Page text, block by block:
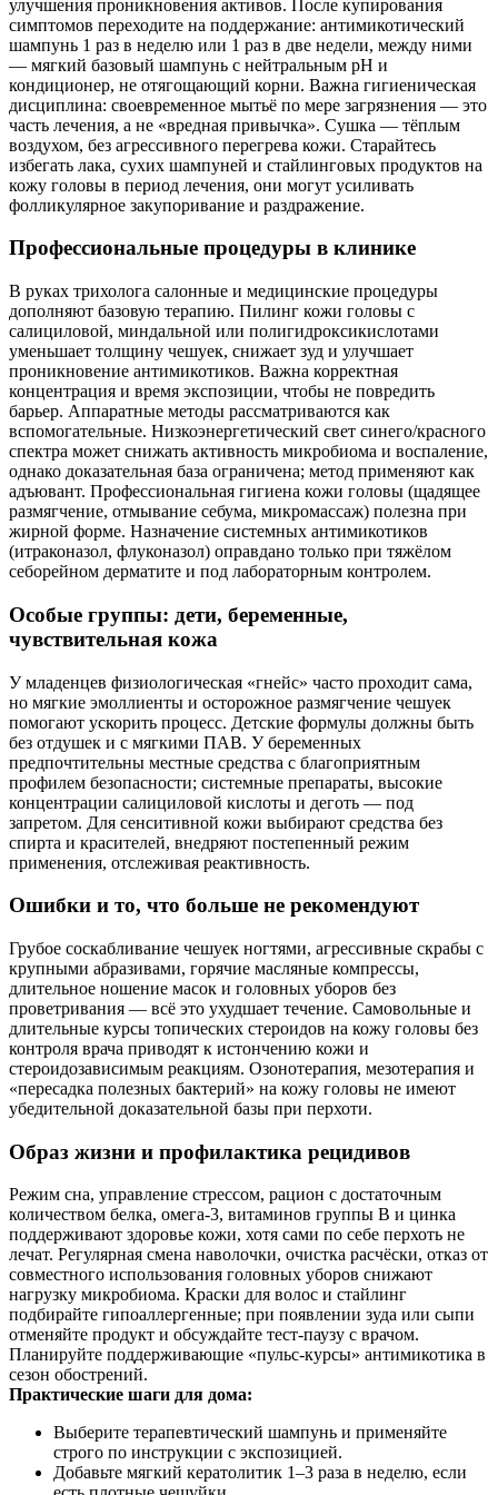
улучшения проникновения активов. После купирования
симптомов переходите на поддержание: антимикотический
шампунь 1 раз в неделю или 1 раз в две недели, между ними
— мягкий базовый шампунь с нейтральным pH и
кондиционер, не отягощающий корни. Важна гигиеническая
дисциплина: своевременное мытьё по мере загрязнения — это
часть лечения, а не «вредная привычка». Сушка — тёплым
воздухом, без агрессивного перегрева кожи. Старайтесь
избегать лака, сухих шампуней и стайлинговых продуктов на
кожу головы в период лечения, они могут усиливать
фолликулярное закупоривание и раздражение.
Профессиональные процедуры в клинике
В руках трихолога салонные и медицинские процедуры
дополняют базовую терапию. Пилинг кожи головы с
салициловой, миндальной или полигидроксикислотами
уменьшает толщину чешуек, снижает зуд и улучшает
проникновение антимикотиков. Важна корректная
концентрация и время экспозиции, чтобы не повредить
барьер. Аппаратные методы рассматриваются как
вспомогательные. Низкоэнергетический свет синего/красного
спектра может снижать активность микробиома и воспаление,
однако доказательная база ограничена; метод применяют как
адъювант. Профессиональная гигиена кожи головы (щадящее
размягчение, отмывание себума, микромассаж) полезна при
жирной форме. Назначение системных антимикотиков
(итраконазол, флуконазол) оправдано только при тяжёлом
себорейном дерматите и под лабораторным контролем.
Особые группы: дети, беременные,
чувствительная кожа
У младенцев физиологическая «гнейс» часто проходит сама,
но мягкие эмоллиенты и осторожное размягчение чешуек
помогают ускорить процесс. Детские формулы должны быть
без отдушек и с мягкими ПАВ. У беременных
предпочтительны местные средства с благоприятным
профилем безопасности; системные препараты, высокие
концентрации салициловой кислоты и деготь — под
запретом. Для сенситивной кожи выбирают средства без
спирта и красителей, внедряют постепенный режим
применения, отслеживая реактивность.
Ошибки и то, что больше не рекомендуют
Грубое соскабливание чешуек ногтями, агрессивные скрабы с
крупными абразивами, горячие масляные компрессы,
длительное ношение масок и головных уборов без
проветривания — всё это ухудшает течение. Самовольные и
длительные курсы топических стероидов на кожу головы без
контроля врача приводят к истончению кожи и
стероидозависимым реакциям. Озонотерапия, мезотерапия и
«пересадка полезных бактерий» на кожу головы не имеют
убедительной доказательной базы при перхоти.
Образ жизни и профилактика рецидивов
Режим сна, управление стрессом, рацион с достаточным
количеством белка, омега‑3, витаминов группы B и цинка
поддерживают здоровье кожи, хотя сами по себе перхоть не
лечат. Регулярная смена наволочки, очистка расчёски, отказ от
совместного использования головных уборов снижают
нагрузку микробиома. Краски для волос и стайлинг
подбирайте гипоаллергенные; при появлении зуда или сыпи
отменяйте продукт и обсуждайте тест‑паузу с врачом.
Планируйте поддерживающие «пульс‑курсы» антимикотика в
сезон обострений.
Практические шаги для дома:
Выберите терапевтический шампунь и применяйте
строго по инструкции с экспозицией.
Добавьте мягкий кератолитик 1–3 раза в неделю, если